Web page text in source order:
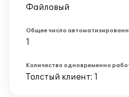
Файловый
Общее число
1
Количество одновременно
Толстый клиент: 1